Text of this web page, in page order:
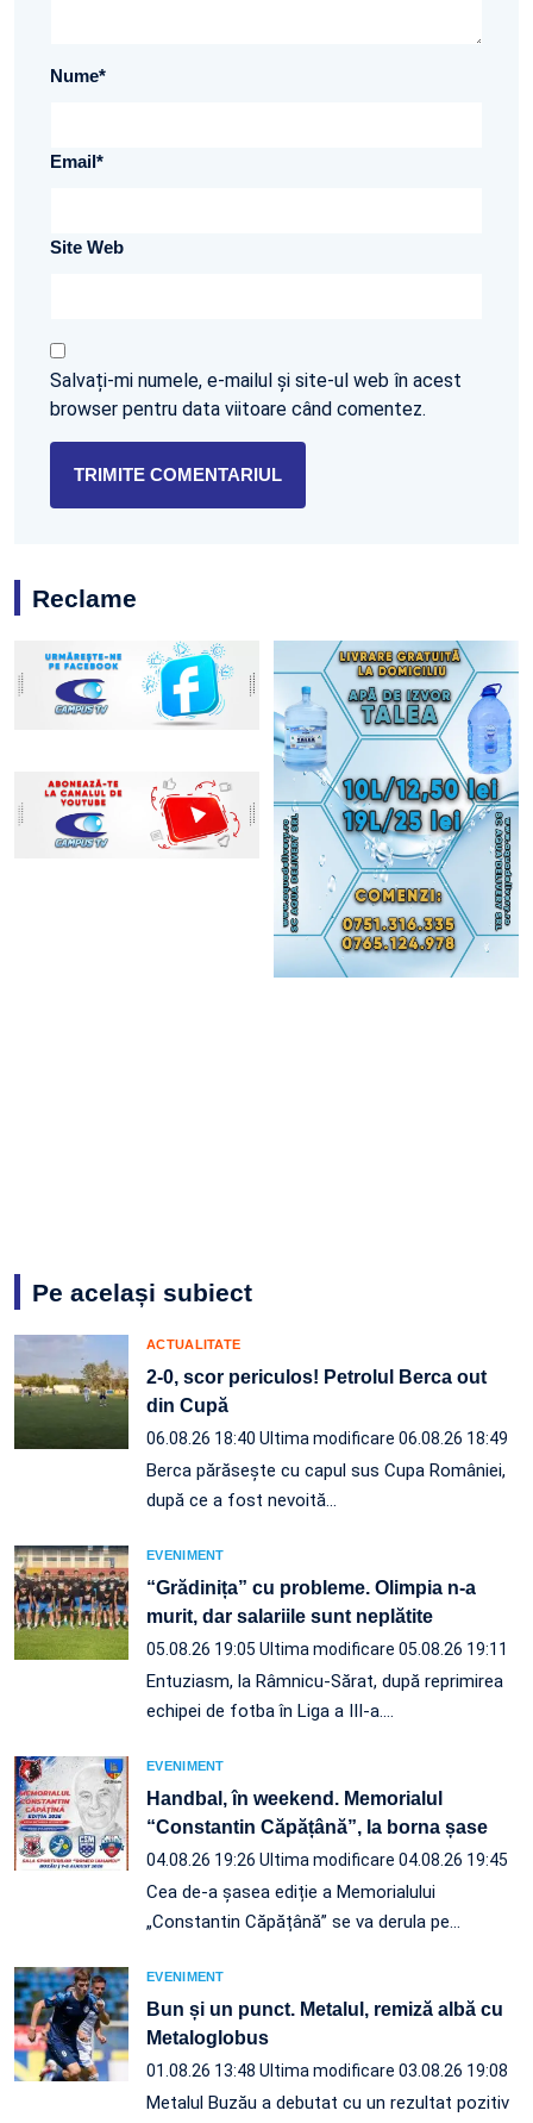
Nume*
Email*
Site Web
Salvați-mi numele, e-mailul și site-ul web în acest
browser pentru data viitoare când comentez.
Reclame
Pe același subiect
ACTUALITATE
2-0, scor periculos! Petrolul Berca out
din Cupă
06.08.26 18:40 Ultima modificare 06.08.26 18:49
Berca părăsește cu capul sus Cupa României,
după ce a fost nevoită…
EVENIMENT
“Grădinița” cu probleme. Olimpia n-a
murit, dar salariile sunt neplătite
05.08.26 19:05 Ultima modificare 05.08.26 19:11
Entuziasm, la Râmnicu-Sărat, după reprimirea
echipei de fotba în Liga a III-a.…
EVENIMENT
Handbal, în weekend. Memorialul
“Constantin Căpățână”, la borna șase
04.08.26 19:26 Ultima modificare 04.08.26 19:45
Cea de-a șasea ediție a Memorialului
„Constantin Căpățână” se va derula pe…
EVENIMENT
Bun și un punct. Metalul, remiză albă cu
Metaloglobus
01.08.26 13:48 Ultima modificare 03.08.26 19:08
Metalul Buzău a debutat cu un rezultat pozitiv